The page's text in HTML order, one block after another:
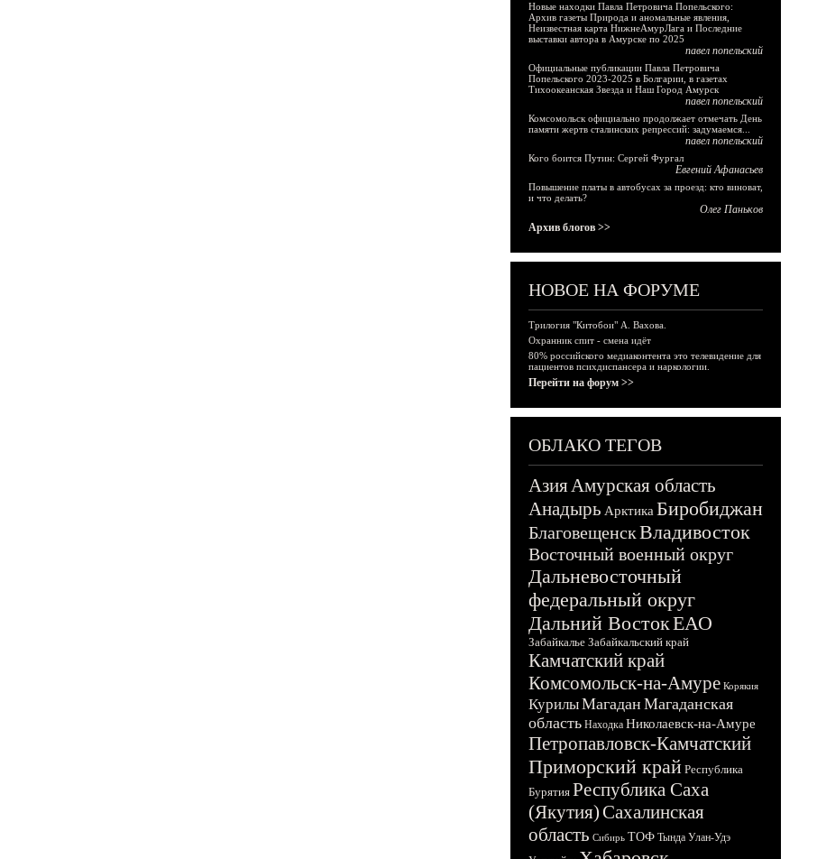
Новые находки Павла Петровича Попельского:
Архив газеты Природа и аномальные явления,
Неизвестная карта НижнеАмурЛага и Последние
выставки автора в Амурске по 2025
павел попельский
Официальные публикации Павла Петровича
Попельского 2023-2025 в Болгарии, в газетах
Тихоокеанская Звезда и Наш Город Амурск
павел попельский
Комсомольск официально продолжает отмечать День
памяти жертв сталинских репрессий: задумаемся...
павел попельский
Кого боится Путин: Сергей Фургал
Евгений Афанасьев
Повышение платы в автобусах за проезд: кто виноват,
и что делать?
Олег Паньков
Архив блогов >>
НОВОЕ НА ФОРУМЕ
Трилогия "Китобои" А. Вахова.
Охранник спит - смена идёт
80% российского медиаконтента это телевидение для
пациентов психдиспансера и наркологии.
Перейти на форум >>
ОБЛАКО ТЕГОВ
АзияАмурская область
Анадырь Арктика Биробиджан
БлаговещенскВладивосток
Восточный военный округ
Дальневосточный
федеральный округ
Дальний ВостокЕАО
Забайкалье Забайкальский край
Камчатский край
Комсомольск-на-Амуре Корякия
КурилыМагадан Магаданская
область Находка Николаевск-на-Амуре
Петропавловск-Камчатский
Приморский край Республика
Бурятия Республика Саха
(Якутия)Сахалинская
область Сибирь ТОФ Тында Улан-Удэ